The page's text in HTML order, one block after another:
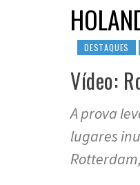
DESTAQUES
Vídeo:
A prova
lugares